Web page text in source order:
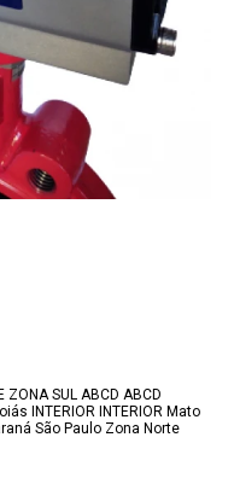
ZONA SUL ABCD ABCD
INTERIOR INTERIOR Mato
São Paulo Zona Norte